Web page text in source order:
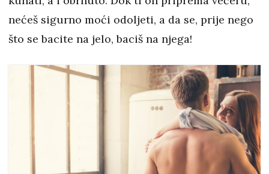
nećeš sigurno moći odoljeti, a da se, prije nego
što se bacite na jelo, baciš na njega!